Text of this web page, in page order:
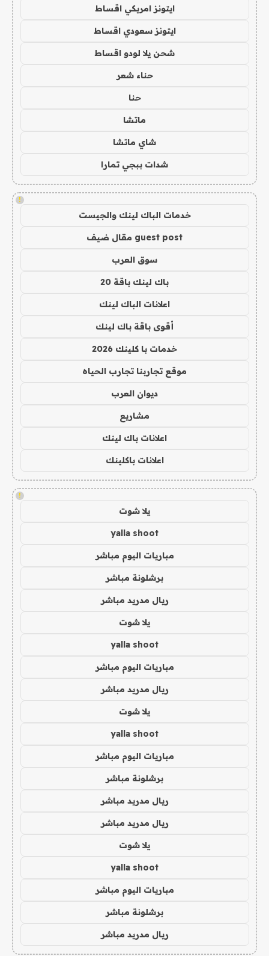
ايتونز امريكي اقساط
ايتونز سعودي اقساط
شحن يلا لودو اقساط
حناء شعر
حنا
ماتشا
شاي ماتشا
شدات ببجي تمارا
!
خدمات الباك لينك والجيست
guest post مقال ضيف
سوق العرب
باك لينك باقة 20
اعلانات الباك لينك
أقوى باقة باك لينك
خدمات با كلينك 2026
موقع تجاربنا تجارب الحياه
ديوان العرب
مشاريع
اعلانات باك لينك
اعلانات باكلينك
!
يلا شوت
yalla shoot
مباريات اليوم مباشر
برشلونة مباشر
ريال مدريد مباشر
يلا شوت
yalla shoot
مباريات اليوم مباشر
ريال مدريد مباشر
يلا شوت
yalla shoot
مباريات اليوم مباشر
برشلونة مباشر
ريال مدريد مباشر
ريال مدريد مباشر
يلا شوت
yalla shoot
مباريات اليوم مباشر
برشلونة مباشر
ريال مدريد مباشر